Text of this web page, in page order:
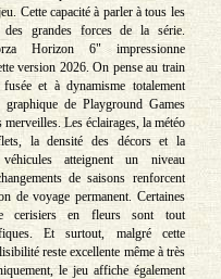
Cette capacité à parler à tous les
grandes forces de la série.
Horizon 6" impressionne
version 2026. On pense au train
et à dynamisme totalement
de Playground Games
merveilles. Les éclairages, la météo
la densité des décors et la
atteignent un niveau
de saisons renforcent
de voyage permanent. Certaines
cerisiers en fleurs sont tout
Et surtout, malgré cette
reste excellente même à très
le jeu affiche également